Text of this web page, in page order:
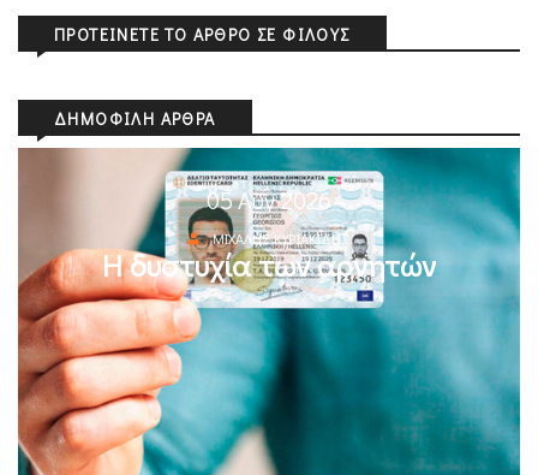
ΠΡΟΤΕΊΝΕΤΕ ΤΟ ΆΡΘΡΟ ΣΕ ΦΊΛΟΥΣ
ΔΗΜΟΦΙΛΉ ΆΡΘΡΑ
05 Αυγ 2026
ΜΙΧΆΛΗΣ ΚΥΡΙΑΚΊΔΗΣ
Η δυστυχία των αρνητών